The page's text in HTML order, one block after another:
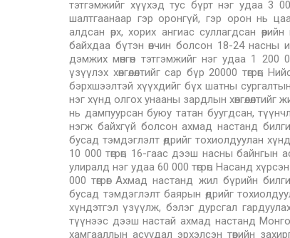
тэтгэмжийг хүүхэд тус бүрт нэг удаа 3
шалтгаанаар гэр оронгүй, гэр орон нь
алдсан өрх, хорих ангиас суллагдсан
байхдаа бүтэн өнчин болсон 18-24 насны
дэмжих мөнгөн тэтгэмжийг нэг удаа 1 200
үзүүлэх хөнгөлөлтийг сар бүр 20000 төгрөг;
бэрхшээлтэй хүүхдийг бүх шатны
нэг хүнд олгох унааны зардлын
нь дампуурсан буюу татан буугдсан,
нэгж байхгүй болсон ахмад настанд
бусад тэмдэглэлт өдрийг тохиолдуулан
10 000 төгрөг; 16-гаас дээш насны байнгын
улиралд нэг удаа 60 000 төгрөг; Насанд
000 төгрөг Ахмад настанд жил бүрийн
бусад тэмдэглэлт баярын өдрийг
хүндэтгэл үзүүлж, бэлэг дурсгал
түүнээс дээш настай ахмад настанд
хамгааллын асуудал эрхэлсэн төрийн